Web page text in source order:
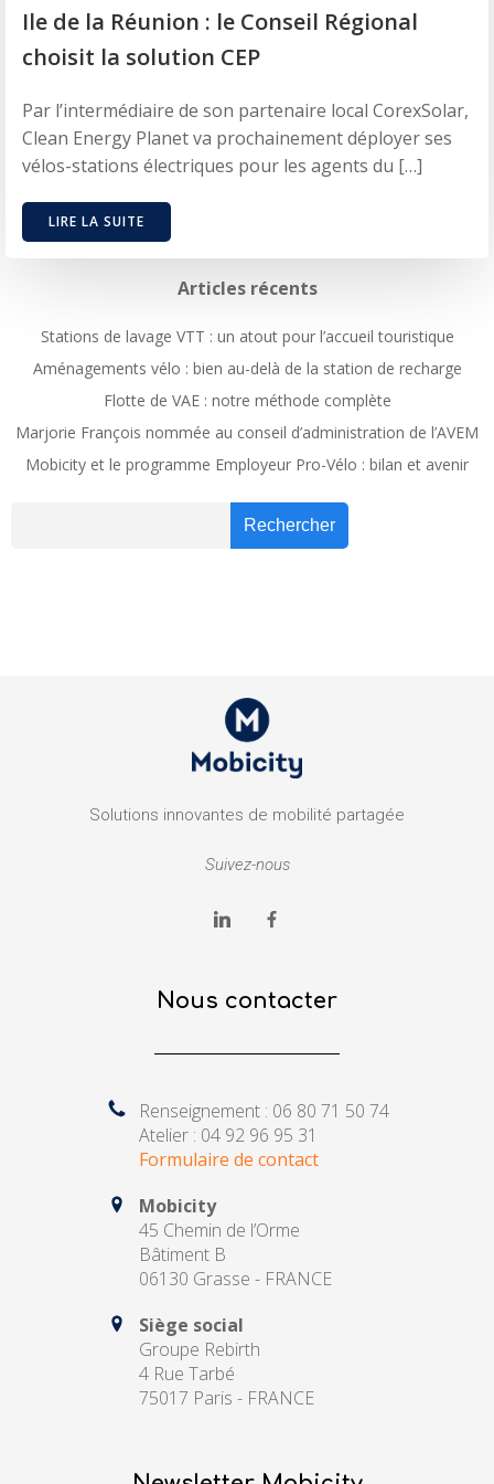
Ile de la Réunion : le Conseil Régional
choisit la solution CEP
Par l’intermédiaire de son partenaire local CorexSolar,
Clean Energy Planet va prochainement déployer ses
vélos-stations électriques pour les agents du […]
LIRE LA SUITE
Articles récents
Stations de lavage VTT : un atout pour l’accueil touristique
Aménagements vélo : bien au-delà de la station de recharge
Flotte de VAE : notre méthode complète
Marjorie François nommée au conseil d’administration de l’AVEM
Mobicity et le programme Employeur Pro-Vélo : bilan et avenir
Rechercher
Solutions innovantes de mobilité partagée
Suivez-nous
Nous contacter
Renseignement : 06 80 71 50 74
Atelier : 04 92 96 95 31
Formulaire de contact
Mobicity
45 Chemin de l’Orme
Bâtiment B
06130 Grasse - FRANCE
Siège social
Groupe Rebirth
4 Rue Tarbé
75017 Paris - FRANCE